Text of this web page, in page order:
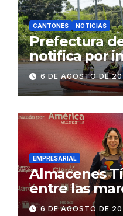
CANTONES NOTICIAS
Prefectura
notifica por
contractual a
exige
desmontaje
Gonzalo
Daule
6 DE AGOSTO DE
EMPRESARIAL
Almacenes
entre las
influyentes
6 DE AGOSTO DE